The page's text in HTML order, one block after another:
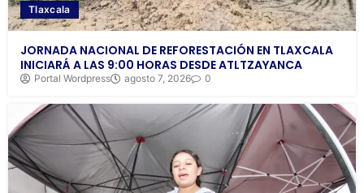
Tlaxcala
JORNADA NACIONAL DE REFORESTACIÓN EN TLAXCALA
INICIARÁ A LAS 9:00 HORAS DESDE ATLTZAYANCA
Portal Wordpress agosto 7, 2026 0